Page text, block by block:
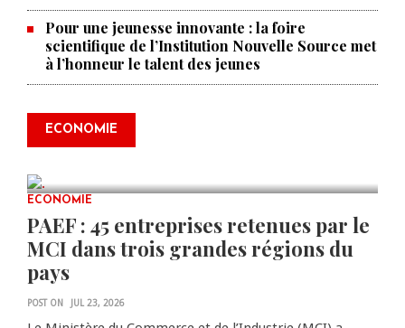
Pour une jeunesse innovante : la foire
scientifique de l’Institution Nouvelle Source met
à l’honneur le talent des jeunes
ECONOMIE
0 COMMENTS
Produire le savoir pour
2ᵉ édition de ses Journées
scientifiques
ECONOMIE
PAEF : 45 entreprises retenues par le
MCI dans trois grandes régions du
pays
POST ON JUL 23, 2026